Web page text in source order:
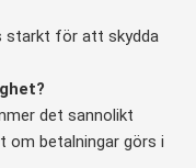
starkt för att skydda
det sannolikt
om betalningar görs i